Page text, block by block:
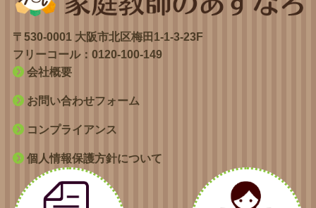
〒530-0001 大阪市北区梅田1-1-3-23F
フリーコール： 0120-100-149
会社概要
お問い合わせフォーム
コンプライアンス
個人情報保護方針について